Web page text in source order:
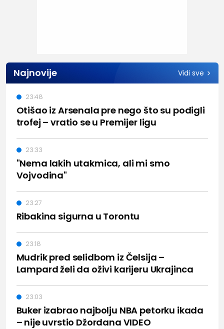
Najnovije Vidi sve
Otišao iz Arsenala pre nego što su podigli
trofej – vratio se u Premijer ligu
23:48
"Nema lakih utakmica, ali mi smo
Vojvodina"
23:33
Ribakina sigurna u Torontu
23:27
Mudrik pred selidbom iz Čelsija –
Lampard želi da oživi karijeru Ukrajinca
23:18
Buker izabrao najbolju NBA petorku ikada
– nije uvrstio Džordana VIDEO
23:03